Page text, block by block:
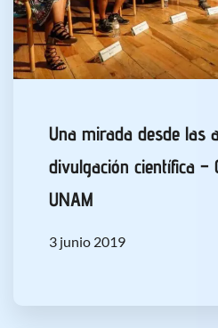
Una mirada desde las
divulgación científica –
UNAM
3 junio 2019